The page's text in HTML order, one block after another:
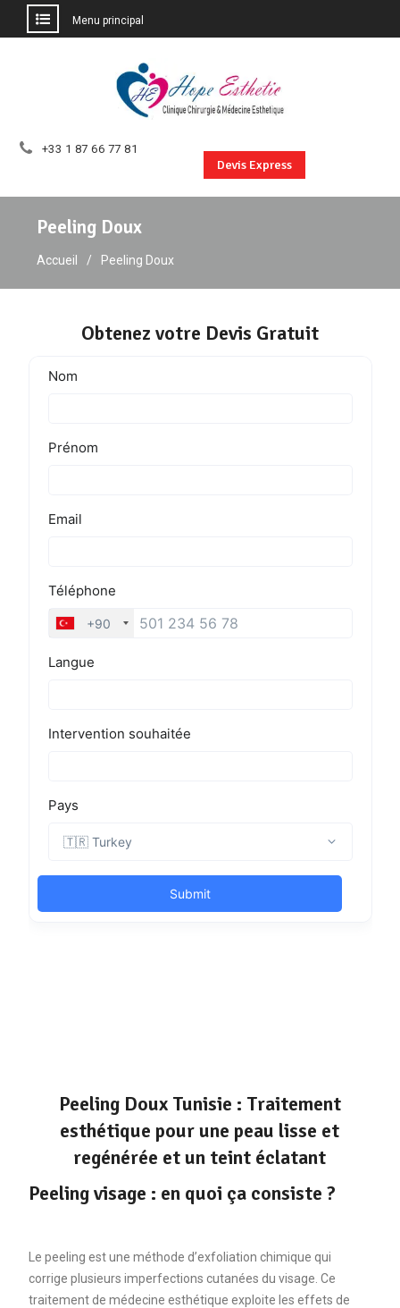
Menu principal
+33 1 87 66 77 81
Devis Express
Peeling Doux
Accueil Peeling Doux
Obtenez votre Devis Gratuit
Peeling Doux Tunisie : Traitement
esthétique pour une peau lisse et
regénérée et un teint éclatant
Peeling visage : en quoi ça consiste ?
Le peeling est une méthode d’exfoliation chimique qui
corrige plusieurs imperfections cutanées du visage. Ce
traitement de médecine esthétique exploite les effets de